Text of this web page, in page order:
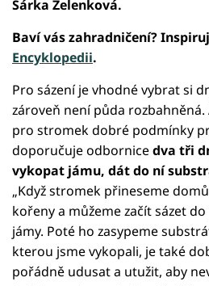
Šárka Zelenková.
Baví vás zahradničení?
Encyklopedii.
Pro sázení je vhodné vybrat si
zároveň není půda
pro stromek dobré podmínky
doporučuje odbornicedva tři
vykopat jámu, dát do ní
„Když stromek přineseme
kořeny a můžeme začít sázet
jámy. Poté ho zasypeme
kterou jsme vykopali, je také
pořádně udusat a utužit, aby